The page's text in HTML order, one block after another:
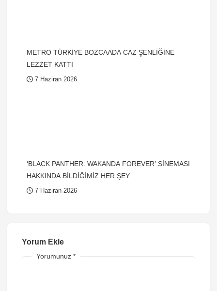
METRO TÜRKİYE BOZCAADA CAZ ŞENLİĞİNE
LEZZET KATTI
7 Haziran 2026
‘BLACK PANTHER: WAKANDA FOREVER’ SİNEMASI
HAKKINDA BİLDİĞİMİZ HER ŞEY
7 Haziran 2026
Yorum Ekle
Yorumunuz *